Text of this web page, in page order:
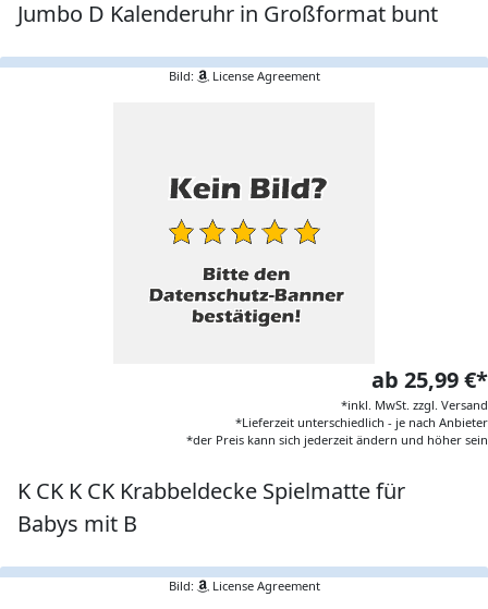
Jumbo D Kalenderuhr in Großformat bunt
Bild: License Agreement
ab 25,99 €*
*inkl. MwSt. zzgl. Versand
*Lieferzeit unterschiedlich - je nach Anbieter
*der Preis kann sich jederzeit ändern und höher sein
K CK K CK Krabbeldecke Spielmatte für
Babys mit B
Bild: License Agreement